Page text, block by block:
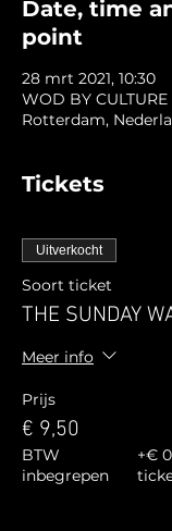
Date, time
point
28 mrt 2021, 10:30
WOD BY
Rotterdam,
Tickets
Uitverkocht
Soort ticket
THE SUNDAY
Meer info
Prijs
€ 9,50
BTW
inbegrepen
+€